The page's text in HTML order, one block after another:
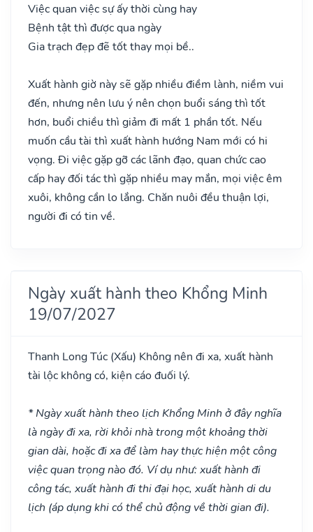
Việc quan việc sự ấy thời cùng hay
Bệnh tật thì được qua ngày
Gia trạch đẹp đẽ tốt thay mọi bề..
Xuất hành giờ này sẽ gặp nhiều điềm lành, niềm vui
đến, nhưng nên lưu ý nên chọn buổi sáng thì tốt
hơn, buổi chiều thì giảm đi mất 1 phần tốt. Nếu
muốn cầu tài thì xuất hành hướng Nam mới có hi
vọng. Đi việc gặp gỡ các lãnh đạo, quan chức cao
cấp hay đối tác thì gặp nhiều may mắn, mọi việc êm
xuôi, không cần lo lắng. Chăn nuôi đều thuận lợi,
người đi có tin về.
Ngày xuất hành theo Khổng Minh
19/07/2027
Thanh Long Túc (Xấu) Không nên đi xa, xuất hành
tài lộc không có, kiện cáo đuối lý.
* Ngày xuất hành theo lịch Khổng Minh ở đây nghĩa
là ngày đi xa, rời khỏi nhà trong một khoảng thời
gian dài, hoặc đi xa để làm hay thực hiện một công
việc quan trọng nào đó. Ví dụ như: xuất hành đi
công tác, xuất hành đi thi đại học, xuất hành di du
lịch (áp dụng khi có thể chủ động về thời gian đi).